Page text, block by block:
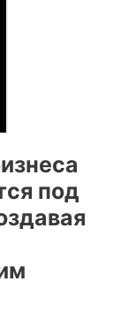
под